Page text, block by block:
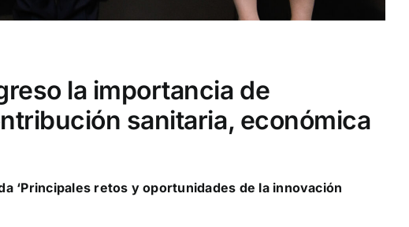
la importancia de
sanitaria, económica
‘Principales retos y oportunidades de la innovación